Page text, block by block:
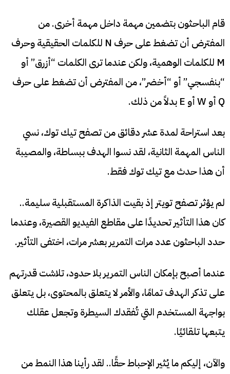
قام الباحثون بتضمين مهمة داخل مهمة أخرى. من
المفترض أن تضغط على حرف N للكلمات الحقيقية وحرف
M للكلمات الوهمية، ولكن عندما ترى الكلمات “أزرق” أو
“بنفسجي” أو “أخضر”، من المفترض أن تضغط على حرف
Q أو W أو E بدلاً من ذلك.
بعد استراحة لمدة عشر دقائق من تصفح تيك توك، نسي
الناس المهمة الثانية، لقد نسوا الهدف ببساطة، والمصيبة
أن هذا حدث مع تيك توك فقط.
لم يؤثر تصفح تويتر إذ بقيت الذاكرة المستقبلية سليمة..
كان هذا التأثير تحديدًا على مقاطع الفيديو القصيرة، وعندما
حدد الباحثون عدد مرات التمرير بعشر مرات، اختفى التأثير.
عندما أصبح بإمكان الناس التمرير بلا حدود، تلاشت قدرتهم
على تذكر الهدف تمامًا، والأمر لا يتعلق بالمحتوى، بل يتعلق
بواجهة المستخدم التي تُفقدك السيطرة وتجعل عقلك
يتبعها تلقائيًا.
والآن، إليكم ما يُثير الإحباط حقًا.. لقد رأينا هذا النمط من